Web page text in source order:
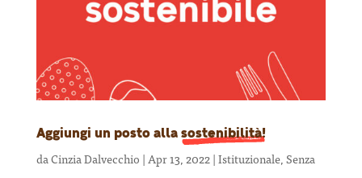
Aggiungi un posto alla sostenibilità!
daCinzia Dalvecchio |Apr 13, 2022|Istituzionale,Senza